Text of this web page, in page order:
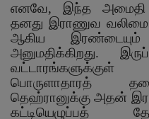
எனவே, இந்த அமைதி
தனது இராணுவ வலிமை
ஆகிய
அனுமதிக்கிறது.
வட்டாரங்களுக்குள்
பொருளாதாரத்
தெஹ்ரானுக்கு அதன்
கட்டியெழுப்பத்